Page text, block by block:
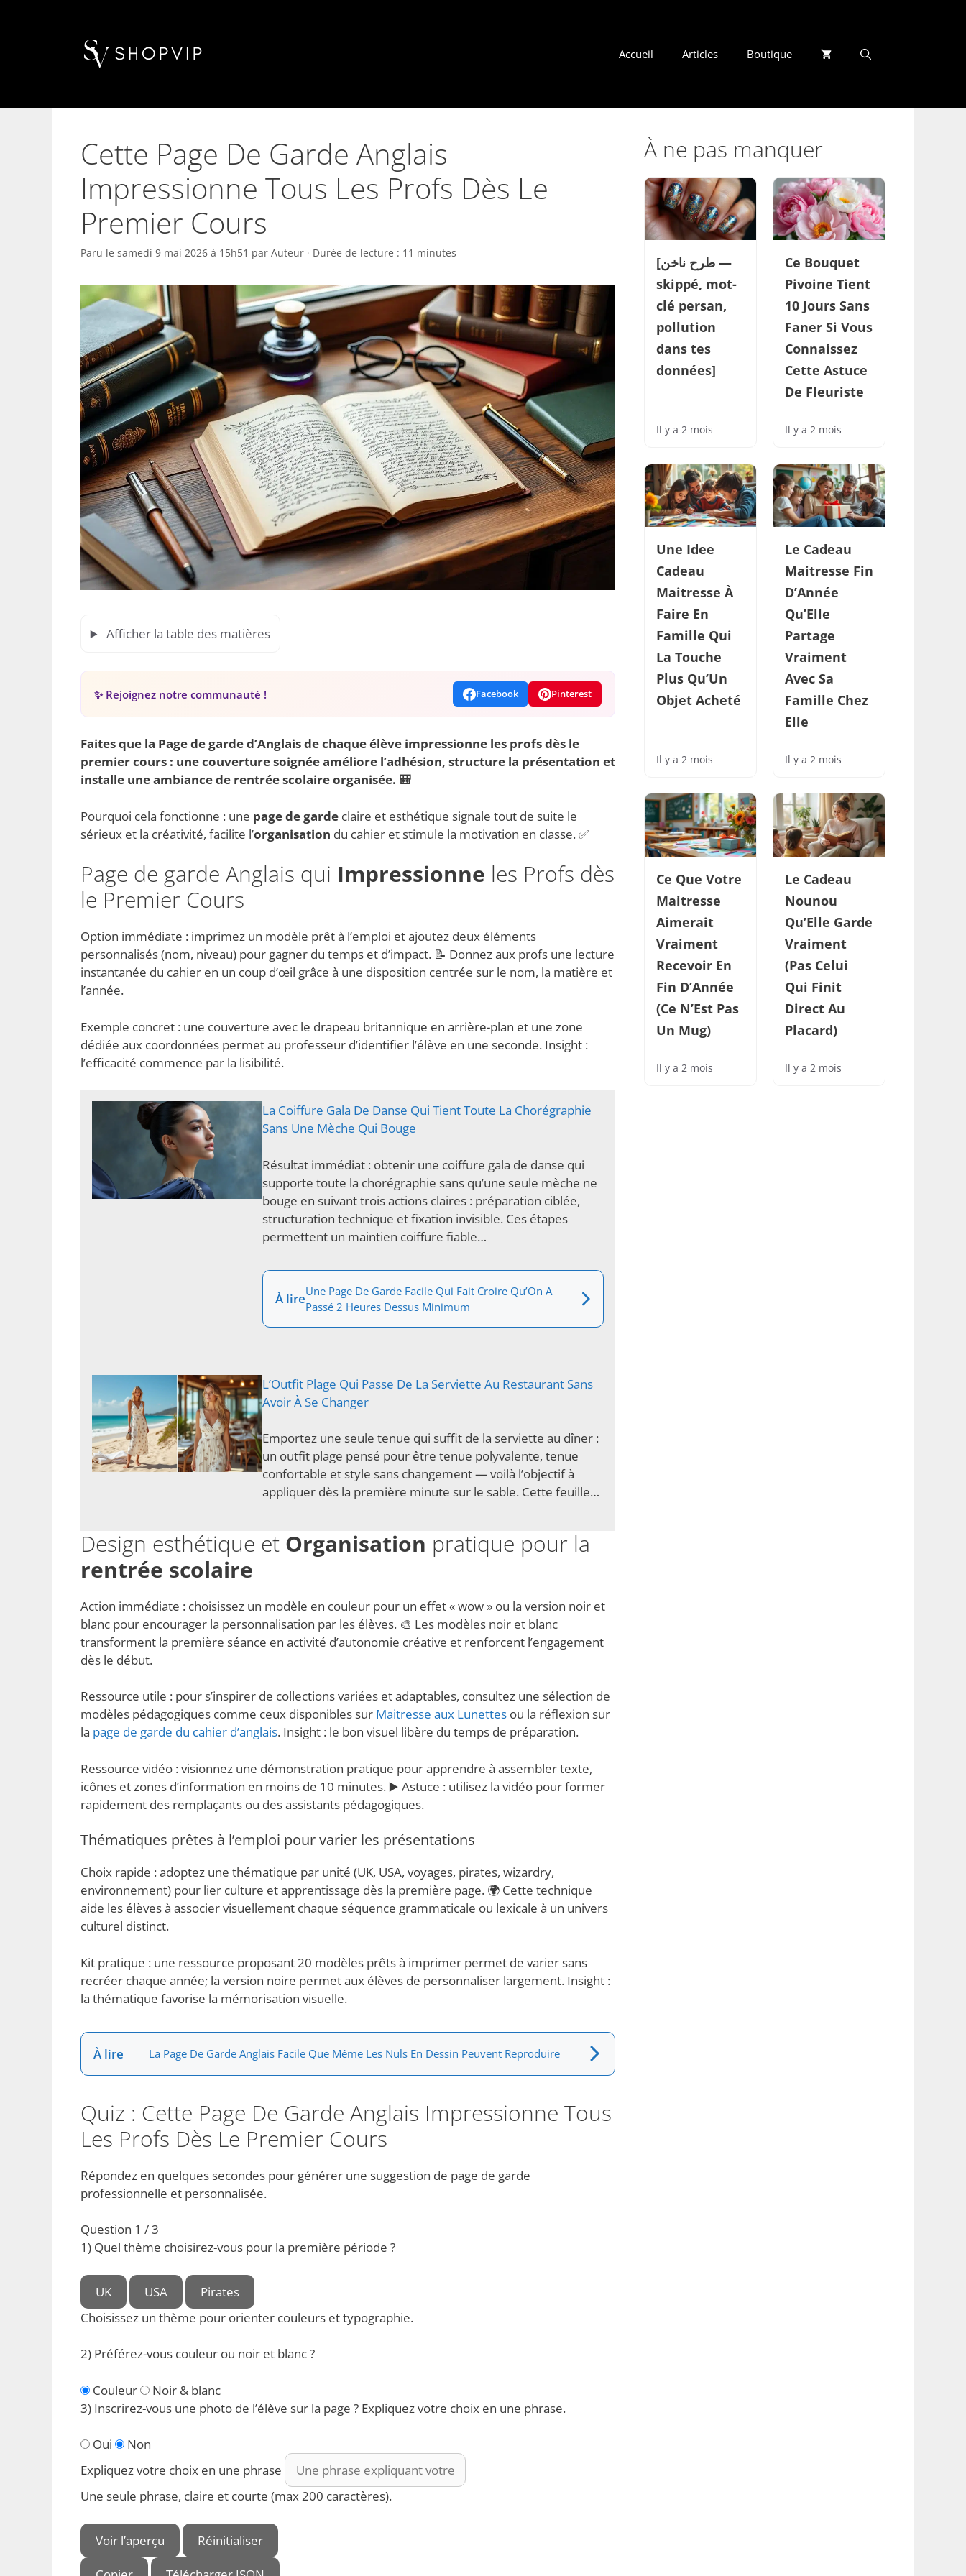
Accueil Articles Boutique
Cette Page De Garde Anglais
Impressionne Tous Les Profs Dès Le
Premier Cours
Paru le samedi 9 mai 2026 à 15h51 par Auteur · Durée de lecture : 11 minutes
Afficher la table des matières
✨ Rejoignez notre communauté ! Facebook Pinterest
Faites que la Page de garded’Anglaisde chaque élève impressionne les profsdès le
premier cours : une couverture soignée améliore l’adhésion, structure la présentation et
installe une ambiance de rentrée scolaireorganisée. 🎒
Pourquoi cela fonctionne : une page de garde claire et esthétique signale tout de suite le
sérieux et la créativité, facilite l’organisation du cahier et stimule la motivation en classe. ✅
Page de garde Anglais qui Impressionne les Profs dès
le Premier Cours
Option immédiate : imprimez un modèle prêt à l’emploi et ajoutez deux éléments
personnalisés (nom, niveau) pour gagner du temps et d’impact. 📝 Donnez aux profs une lecture
instantanée du cahier en un coup d’œil grâce à une disposition centrée sur le nom, la matière et
l’année.
Exemple concret : une couverture avec le drapeau britannique en arrière-plan et une zone
dédiée aux coordonnées permet au professeur d’identifier l’élève en une seconde. Insight :
l’efficacité commence par la lisibilité.
La Coiffure Gala De Danse Qui Tient Toute La Chorégraphie
Sans Une Mèche Qui Bouge
Résultat immédiat : obtenir une coiffure gala de danse qui
supporte toute la chorégraphie sans qu’une seule mèche ne
bouge en suivant trois actions claires : préparation ciblée,
structuration technique et fixation invisible. Ces étapes
permettent un maintien coiffure fiable…
À lireUne Page De Garde Facile Qui Fait Croire Qu’On A
Passé 2 Heures Dessus Minimum
L’Outfit Plage Qui Passe De La Serviette Au Restaurant Sans
Avoir À Se Changer
Emportez une seule tenue qui suffit de la serviette au dîner :
un outfit plage pensé pour être tenue polyvalente, tenue
confortable et style sans changement — voilà l’objectif à
appliquer dès la première minute sur le sable. Cette feuille…
Design esthétique et Organisation pratique pour la
rentrée scolaire
Action immédiate : choisissez un modèle en couleur pour un effet « wow » ou la version noir et
blanc pour encourager la personnalisation par les élèves. 🎨 Les modèles noir et blanc
transforment la première séance en activité d’autonomie créative et renforcent l’engagement
dès le début.
Ressource utile : pour s’inspirer de collections variées et adaptables, consultez une sélection de
modèles pédagogiques comme ceux disponibles sur Maitresse aux Lunettes ou la réflexion sur
la page de garde du cahier d’anglais. Insight : le bon visuel libère du temps de préparation.
Ressource vidéo : visionnez une démonstration pratique pour apprendre à assembler texte,
icônes et zones d’information en moins de 10 minutes. ▶️ Astuce : utilisez la vidéo pour former
rapidement des remplaçants ou des assistants pédagogiques.
Thématiques prêtes à l’emploi pour varier les présentations
Choix rapide : adoptez une thématique par unité (UK, USA, voyages, pirates, wizardry,
environnement) pour lier culture et apprentissage dès la première page. 🌍 Cette technique
aide les élèves à associer visuellement chaque séquence grammaticale ou lexicale à un univers
culturel distinct.
Kit pratique : une ressource proposant 20 modèles prêts à imprimer permet de varier sans
recréer chaque année; la version noire permet aux élèves de personnaliser largement. Insight :
la thématique favorise la mémorisation visuelle.
À lire La Page De Garde Anglais Facile Que Même Les Nuls En Dessin Peuvent Reproduire
Quiz : Cette Page De Garde Anglais Impressionne Tous
Les Profs Dès Le Premier Cours
Répondez en quelques secondes pour générer une suggestion de page de garde
professionnelle et personnalisée.
Question 1 / 3
1) Quel thème choisirez-vous pour la première période ?
UK USA
Pirates
Choisissez un thème pour orienter couleurs et typographie.
2) Préférez-vous couleur ou noir et blanc ?
Couleur
Noir & blanc
3) Inscrirez-vous une photo de l’élève sur la page ? Expliquez votre choix en une phrase.
Oui
Non
Expliquez votre choix en une phrase
Une seule phrase, claire et courte (max 200 caractères).
Voir l’aperçu Réinitialiser
À ne pas manquer
[طرح ناخن —
skippé, mot-
clé persan,
pollution
dans tes
données]
Il y a 2 mois
Ce Bouquet
Pivoine Tient
10 Jours Sans
Faner Si Vous
Connaissez
Cette Astuce
De Fleuriste
Il y a 2 mois
Une Idee
Cadeau
Maitresse À
Faire En
Famille Qui
La Touche
Plus Qu’Un
Objet Acheté
Il y a 2 mois
Le Cadeau
Maitresse Fin
D’Année
Qu’Elle
Partage
Vraiment
Avec Sa
Famille Chez
Elle
Il y a 2 mois
Ce Que Votre
Maitresse
Aimerait
Vraiment
Recevoir En
Fin D’Année
(Ce N’Est Pas
Un Mug)
Il y a 2 mois
Le Cadeau
Nounou
Qu’Elle Garde
Vraiment
(Pas Celui
Qui Finit
Direct Au
Placard)
Il y a 2 mois